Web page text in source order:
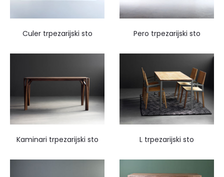
Culer trpezarijski sto Pero trpezarijski sto
Kaminari trpezarijski sto L trpezarijski sto